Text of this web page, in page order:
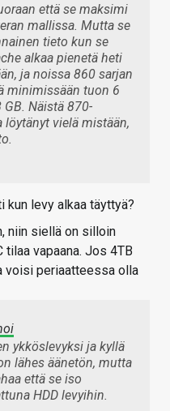
että se maksimi
mallissa. Mutta se
tieto kun se
alkaa pienetä heti
ja noissa 860 sarjan
minimissään tuon 6
Näistä 870-
vielä mistään,
kun levy alkaa täyttyä?
niin siellä on silloin
vapaana. Jos 4TB
voisi periaatteessa olla
ykköslevyksi ja kyllä
lähes äänetön, mutta
että se iso
HDD levyihin.